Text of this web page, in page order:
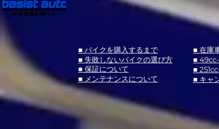
■ バイクを購入するまで
■ 失敗しないバイクの選び方
■ 保証について
■ メンテナンスについて
■ 在庫
■
■
■ キャ